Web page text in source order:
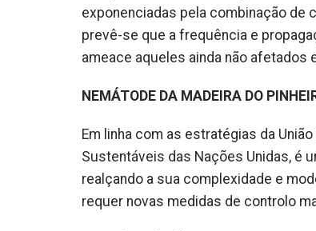
exponenciadas pela combinação de
prevê-se que a frequência e
ameace aqueles ainda não afetados
NEMÁTODE DA MADEIRA DO
Em linha com as estratégias da
Sustentáveis das Nações Unidas, é
realçando a sua complexidade e
requer novas medidas de controlo